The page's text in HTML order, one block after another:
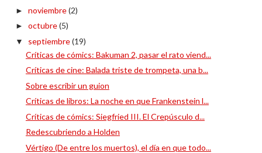
► noviembre(2)
► octubre(5)
▼ septiembre(19)
Críticas de cómics: Bakuman 2, pasar el rato viend...
Críticas de cine: Balada triste de trompeta, una b...
Sobre escribir un guion
Críticas de libros: La noche en que Frankenstein l...
Críticas de cómics: Siegfried III. El Crepúsculo d...
Redescubriendo a Holden
Vértigo (De entre los muertos), el día en que todo...